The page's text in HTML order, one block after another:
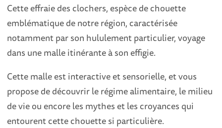
Cette effraie des clochers, espèce de chouette
emblématique de notre région, caractérisée
notamment par son hululement particulier, voyage
dans une malle itinérante à son effigie.
Cette malle est interactive et sensorielle, et vous
propose de découvrir le régime alimentaire, le milieu
de vie ou encore les mythes et les croyances qui
entourent cette chouette si particulière.